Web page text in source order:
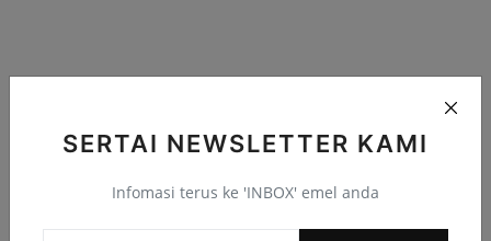
SERTAI NEWSLETTER KAMI
Infomasi terus ke 'INBOX' emel anda